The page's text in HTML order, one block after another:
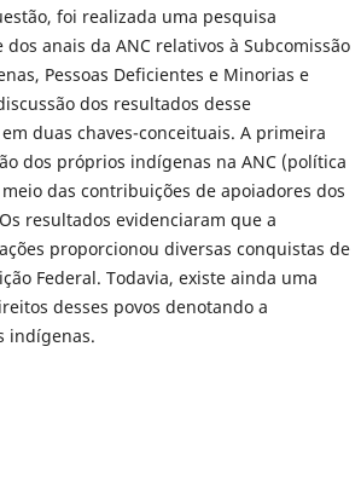
foi realizada uma pesquisa
anais da ANC relativos à Subcomissão
Pessoas Deficientes e Minorias e
dos resultados desse
duas chaves-conceituais. A primeira
dos próprios indígenas na ANC (política
das contribuições de apoiadores dos
resultados evidenciaram que a
proporcionou diversas conquistas de
Federal. Todavia, existe ainda uma
desses povos denotando a
indígenas.